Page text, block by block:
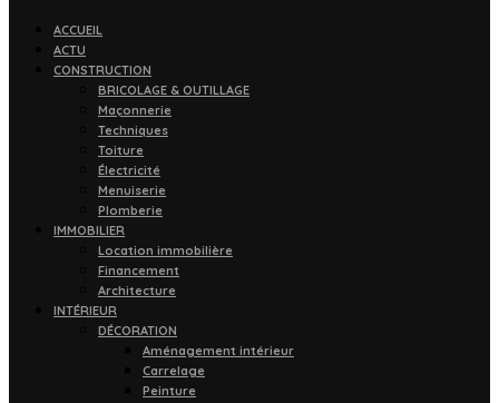
ACCUEIL
ACTU
CONSTRUCTION
BRICOLAGE & OUTILLAGE
Maçonnerie
Techniques
Toiture
Électricité
Menuiserie
Plomberie
IMMOBILIER
Location immobilière
Financement
Architecture
INTÉRIEUR
DÉCORATION
Aménagement intérieur
Carrelage
Peinture